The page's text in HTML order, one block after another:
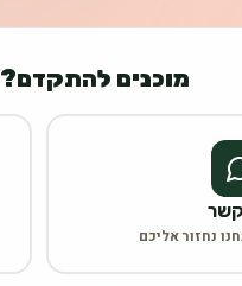
מוכנים להתקדם?
קשר
נחזור אליכם